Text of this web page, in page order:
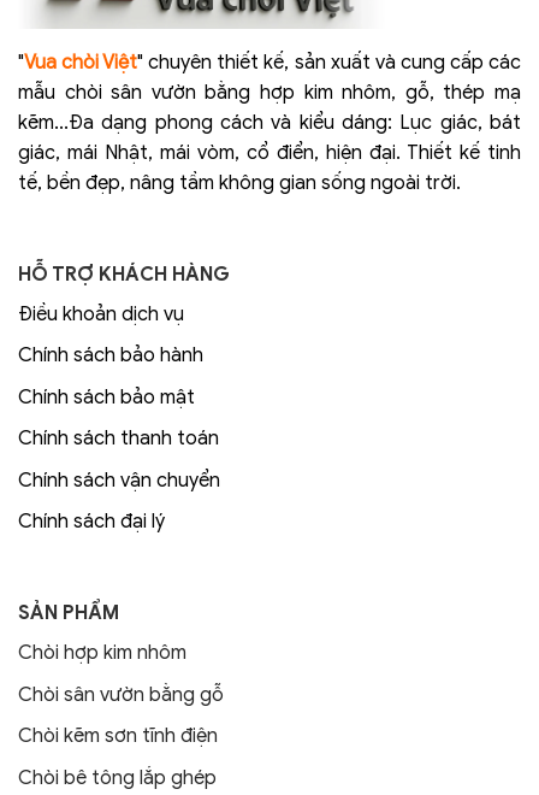
"Vua chòi Việt" chuyên thiết kế, sản xuất và cung cấp các
mẫu chòi sân vườn bằng hợp kim nhôm, gỗ, thép mạ
kẽm...Đa dạng phong cách và kiểu dáng: Lục giác, bát
giác, mái Nhật, mái vòm, cổ điển, hiện đại. Thiết kế tinh
tế, bền đẹp, nâng tầm không gian sống ngoài trời.
HỖ TRỢ KHÁCH HÀNG
Điều khoản dịch vụ
Chính sách bảo hành
Chính sách bảo mật
Chính sách thanh toán
Chính sách vận chuyển
Chính sách đại lý
SẢN PHẨM
Chòi hợp kim nhôm
Chòi sân vườn bằng gỗ
Chòi kẽm sơn tĩnh điện
Chòi bê tông lắp ghép